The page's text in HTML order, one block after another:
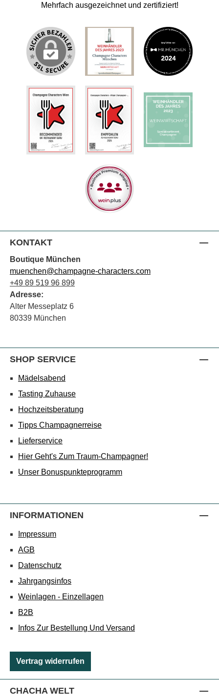
Mehrfach ausgezeichnet und zertifiziert!
KONTAKT
Boutique München
muenchen@champagne-characters.com
+49 89 519 96 899
Adresse:
Alter Messeplatz 6
80339 München
SHOP SERVICE
Mädelsabend
Tasting Zuhause
Hochzeitsberatung
Tipps Champagnerreise
Lieferservice
Hier Geht's Zum Traum-Champagner!
Unser Bonuspunkteprogramm
INFORMATIONEN
Impressum
AGB
Datenschutz
Jahrgangsinfos
Weinlagen - Einzellagen
B2B
Infos Zur Bestellung Und Versand
Vertrag widerrufen
CHACHA WELT